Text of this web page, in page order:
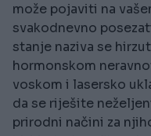
može pojaviti na
svakodnevno
stanje naziva se
hormonskom
voskom i lasersko
da se riješite
prirodni načini za